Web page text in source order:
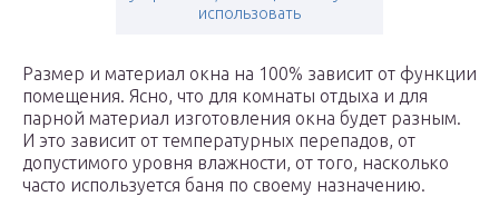
использовать
Размер и материал окна на 100% зависит от функции
помещения. Ясно, что для комнаты отдыха и для
парной материал изготовления окна будет разным.
И это зависит от температурных перепадов, от
допустимого уровня влажности, от того, насколько
часто используется баня по своему назначению.